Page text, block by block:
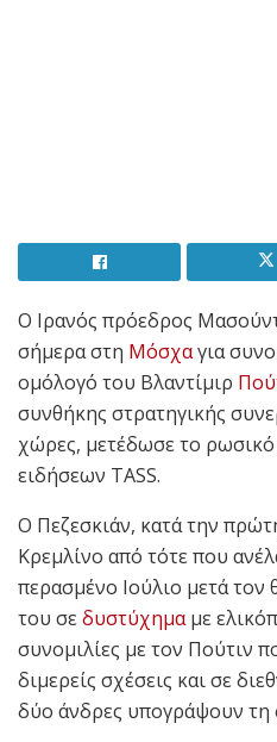
Ο Ιρανός πρόεδρος
σήμερα στη Μόσχαγια
ομόλογό του Βλαντίμιρ
συνθήκης στρατηγικής
χώρες, μετέδωσε το ρωσικό
ειδήσεων TASS.
Ο Πεζεσκιάν, κατά την
Κρεμλίνο από τότε που
περασμένο Ιούλιο μετά
του σεδυστύχημαμε
συνομιλίες με τον Πούτιν
διμερείς σχέσεις και σε
δύο άνδρες υπογράψουν τη